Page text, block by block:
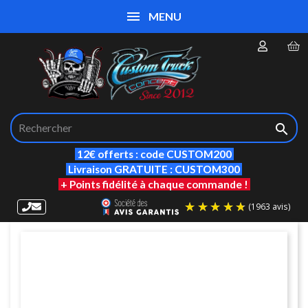

12€ offerts : code CUSTOM200
Livraison GRATUITE : CUSTOM300
+ Points fidélité à chaque commande !
MENU